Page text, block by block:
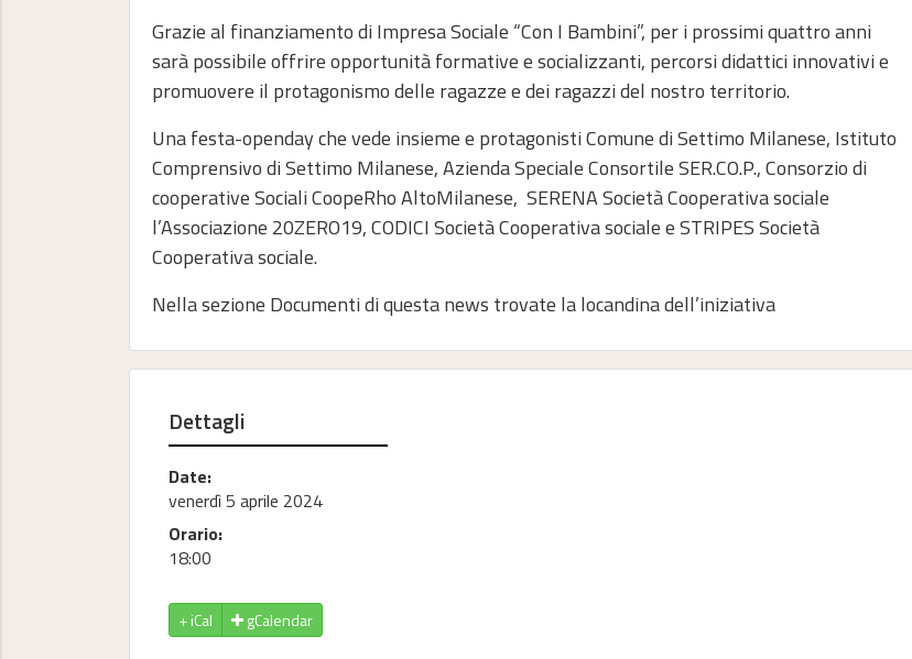
Grazie al finanziamento di Impresa Sociale “Con I Bambini”, per i prossimi quattro anni
sarà possibile offrire opportunità formative e socializzanti, percorsi didattici innovativi e
promuovere il protagonismo delle ragazze e dei ragazzi del nostro territorio.
Una festa-openday che vede insieme e protagonisti Comune di Settimo Milanese, Istituto
Comprensivo di Settimo Milanese, Azienda Speciale Consortile SER.CO.P., Consorzio di
cooperative Sociali CoopeRho AltoMilanese, SERENA Società Cooperativa sociale
l’Associazione 20ZERO19, CODICI Società Cooperativa sociale e STRIPES Società
Cooperativa sociale.
Nella sezione Documenti di questa news trovate la locandina dell’iniziativa
Dettagli
Date:
venerdì 5 aprile 2024
Orario:
18:00
gCalendar